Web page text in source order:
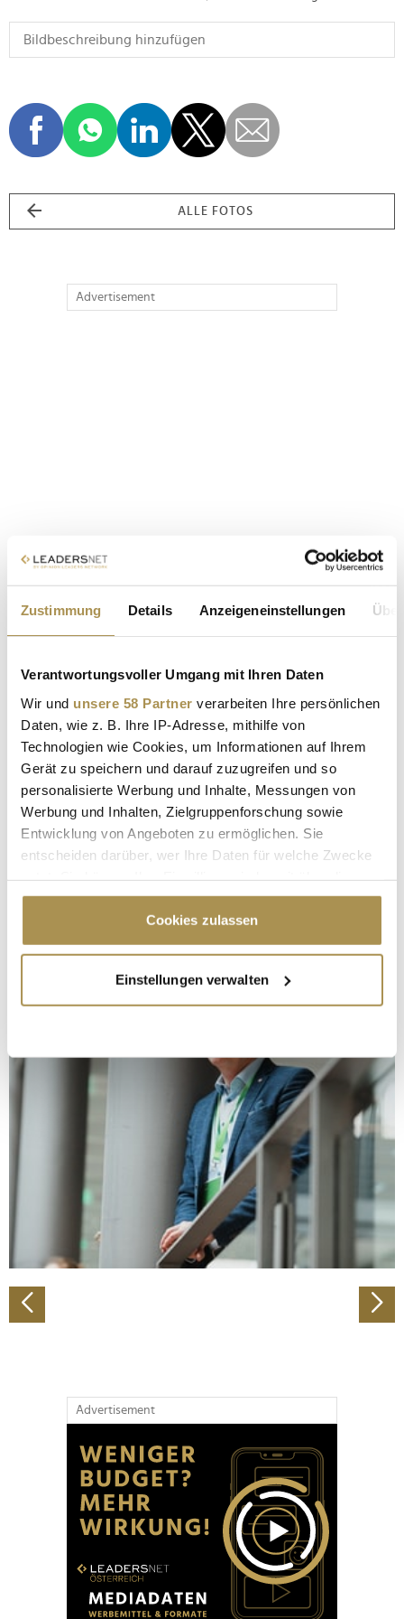
Zustimmung Details Anzeigeneinstellungen
Verantwortungsvoller Umgang mit Ihren Daten
Wir und unsere 58 Partner verarbeiten Ihre persönlichen
Daten, wie z. B. Ihre IP-Adresse, mithilfe von
Technologien wie Cookies, um Informationen auf Ihrem
Gerät zu speichern und darauf zuzugreifen und so
personalisierte Werbung und Inhalte, Messungen von
Werbung und Inhalten, Zielgruppenforschung sowie
Entwicklung von Angeboten zu ermöglichen. Sie
entscheiden darüber, wer Ihre Daten für welche Zwecke
Cookie-Erklärung oder durch Klicken auf das Privacy
Trigger Symbol ändern oder widerrufen
Informationen über Ihre geografische Lage
erfassen, welche bis auf einige Meter genau sein
bestimmten Merkmalen (Fingerprinting) identifizieren
Erfahren Sie mehr darüber, wie Ihre persönlichen Daten
verarbeitet werden, und legen Sie Ihre Präferenzen im
fest.
Wir verwenden Cookies, um Inhalte und Anzeigen zu
personalisieren, Funktionen für soziale Medien anbieten
zu können und die Zugriffe auf unsere Website zu
analysieren. Außerdem geben wir Informationen zu Ihrer
Verwendung unserer Website an unsere Partner für
soziale Medien, Werbung und Analysen weiter. Unsere
Partner führen diese Informationen möglicherweise mit
Cookies zulassen
Einstellungen verwalten
ALLE FOTOS
Advertisement
Advertisement